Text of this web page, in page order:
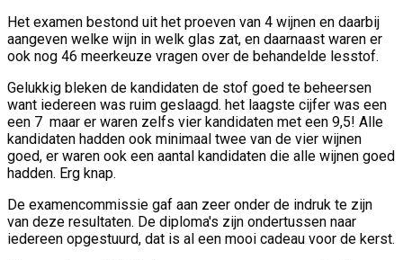
Het examen bestond uit het proeven van 4 wijnen en daarbij
aangeven welke wijn in welk glas zat, en daarnaast waren er
ook nog 46 meerkeuze vragen over de behandelde lesstof.
Gelukkig bleken de kandidaten de stof goed te beheersen
want iedereen was ruim geslaagd. het laagste cijfer was een
een 7 maar er waren zelfs vier kandidaten met een 9,5! Alle
kandidaten hadden ook minimaal twee van de vier wijnen
goed, er waren ook een aantal kandidaten die alle wijnen goed
hadden. Erg knap.
De examencommissie gaf aan zeer onder de indruk te zijn
van deze resultaten. De diploma's zijn ondertussen naar
iedereen opgestuurd, dat is al een mooi cadeau voor de kerst.